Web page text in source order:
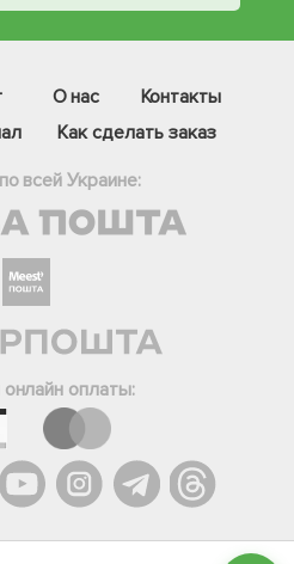
О нас
Контакты
Как сделать заказ
всей Украине:
оплаты:
Телеграм
Вайбер
Онлайн чат